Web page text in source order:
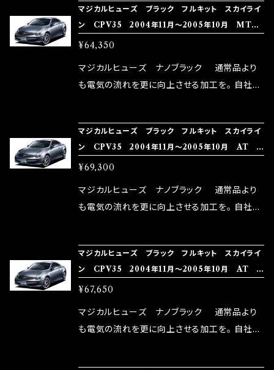
rz）の2店舗の専売品になりますので宜しくお願
い致します。
メ！ レーシングドライバーMAX織戸選手がテス
ターとなり吟味し時間を掛けて検証し、これは
体感出来て面白く、車には必ずプラスになりデメ
リットが無い。と。 コラボ開発製品です。 購入先
はこちらのマジカルヒューズ直販サイトと横浜に
rz）の2店舗の専売品になりますので宜しくお願
い致します。
マジカルヒューズ ブラック フルキット スカイライ
ン CPV35 2004年11月～2005年10月 MT
MFNFB210 39個
¥64,350
マジカルヒューズ ナノブラック 通常品より
も電気の流れを更に向上させる加工を。 自社比
メ！ レーシングドライバーMAX織戸選手がテス
ターとなり吟味し時間を掛けて検証し、これは
体感出来て面白く、車には必ずプラスになりデメ
リットが無い。と。 コラボ開発製品です。 購入先
はこちらのマジカルヒューズ直販サイトと横浜に
rz）の2店舗の専売品になりますので宜しくお願
い致します。
マジカルヒューズ ブラック フルキット スカイライ
ン CPV35 2004年11月～2005年10月 AT シ
ートヒータ MFNFB209 42個
¥69,300
マジカルヒューズ ナノブラック 通常品より
も電気の流れを更に向上させる加工を。 自社比
メ！ レーシングドライバーMAX織戸選手がテス
ターとなり吟味し時間を掛けて検証し、これは
体感出来て面白く、車には必ずプラスになりデメ
リットが無い。と。 コラボ開発製品です。 購入先
はこちらのマジカルヒューズ直販サイトと横浜に
マジカルヒューズ ブラック フルキット スカイライ
ン CPV35 2004年11月～2005年10月 AT
MFNFB208 41個
¥67,650
マジカルヒューズ ナノブラック 通常品より
も電気の流れを更に向上させる加工を。 自社比